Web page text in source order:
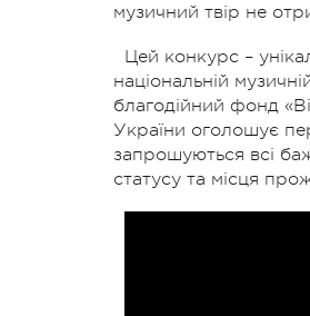
музичний твір не
Цей конкурс –
національній
благодійний фонд
України оголошує
запрошуються всі
статусу та місця